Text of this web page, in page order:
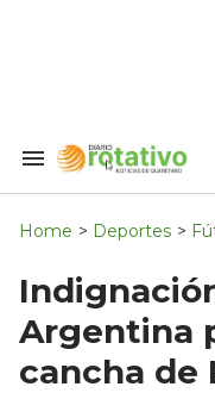
Search
Navigation
Home > Deportes >
Argentina
cancha de